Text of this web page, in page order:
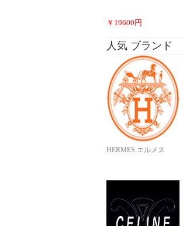
￥ 19600 円
人気 ブランド
HERMES エルメス